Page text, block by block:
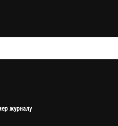
журналу